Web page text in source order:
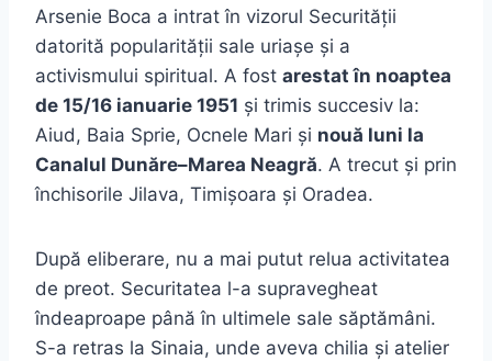
Arsenie Boca a intrat în vizorul Securității
datorită popularității sale uriașe și a
activismului spiritual. A fost arestat în noaptea
de 15/16 ianuarie 1951 și trimis succesiv la:
Aiud, Baia Sprie, Ocnele Mari și nouă luni la
Canalul Dunăre–Marea Neagră. A trecut și prin
închisorile Jilava, Timișoara și Oradea.
După eliberare, nu a mai putut relua activitatea
de preot. Securitatea l-a supravegheat
îndeaproape până în ultimele sale săptămâni.
S-a retras la Sinaia, unde aveva chilia și atelier